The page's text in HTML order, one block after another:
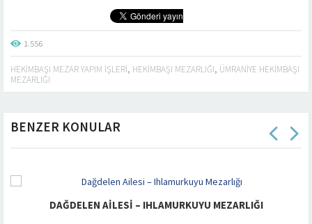
1.556
HEKIMBAŞI MEZAR YAPIM IŞLERI, HEKIMBAŞI MEZARLIĞI, ÜMRANIYE HEKIMBAŞI
MEZARLIĞI
BENZER KONULAR
DAĞDELEN AILESI – IHLAMURKUYU MEZARLIĞI